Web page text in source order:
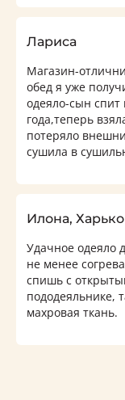
Лариса
Магазин-
обед я уже
одеяло-сын
года,теперь
потеряло
сушила в
Илона,
Удачное одеяло
не менее
спишь с
пододеяльнике,
махровая ткань.